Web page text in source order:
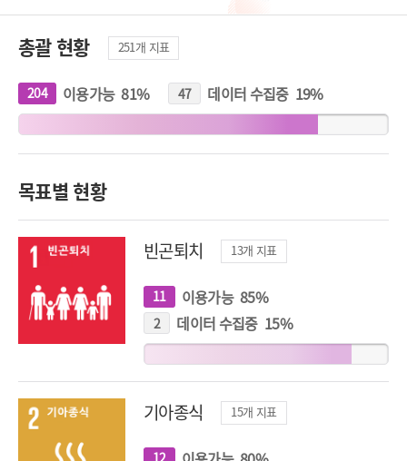
총괄 현황 251개 지표
204개
지
표
이용가능 81% 47개
지
표
데이터 수집중 19%
목표별 현황
빈곤퇴치 13개 지표
11개
지
표
이용가능 85%
2개
지
표
데이터 수집중 15%
기아종식 15개 지표
12개